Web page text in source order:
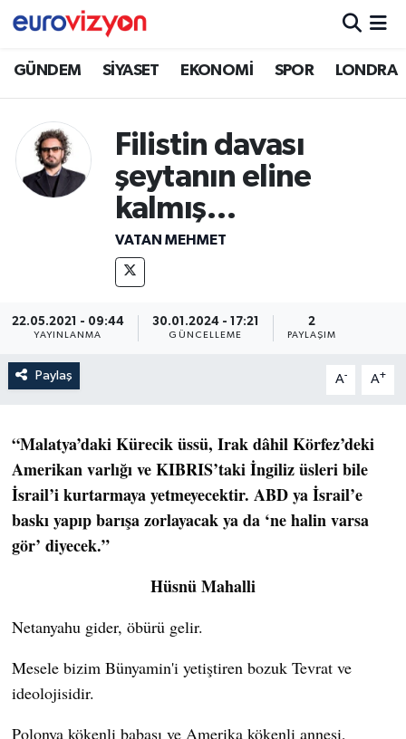
GÜNDEM SİYASET EKONOMİ SPOR LONDRA
Filistin davası
şeytanın eline
kalmış…
VATAN MEHMET
22.05.2021 - 09:44
YAYINLANMA
30.01.2024 - 17:21
GÜNCELLEME
2
PAYLAŞIM
Paylaş A- A+
“Malatya’daki Kürecik üssü, Irak dâhil Körfez’deki
Amerikan varlığı ve KIBRIS’taki İngiliz üsleri bile
İsrail’i kurtarmaya yetmeyecektir. ABD ya İsrail’e
baskı yapıp barışa zorlayacak ya da ‘ne halin varsa
gör’ diyecek.”
Hüsnü Mahalli
Netanyahu gider, öbürü gelir.
Mesele bizim Bünyamin'i yetiştiren bozuk Tevrat ve
ideolojisidir.
Polonya kökenli babası ve Amerika kökenli annesi,